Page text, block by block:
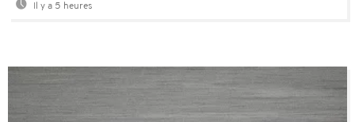
Il y a 5 heures